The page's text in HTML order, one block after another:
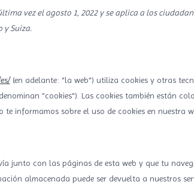
vez el agosto 1, 2022 y se aplica a los
y Suiza.
(en adelante: "la web") utiliza cookies y otras
"cookies"). Las cookies también están
informamos sobre el uso de cookies en nuestra
junto con las páginas de esta web y que tu
almacenada puede ser devuelta a nuestros